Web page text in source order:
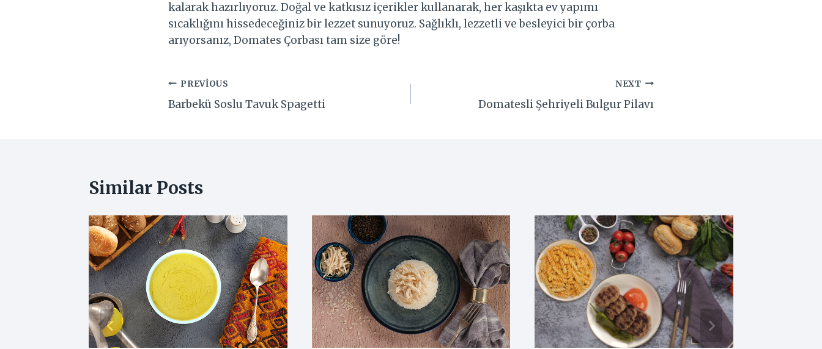
kalarak hazırlıyoruz. Doğal ve katkısız içerikler kullanarak, her kaşıkta ev yapımı
sıcaklığını hissedeceğiniz bir lezzet sunuyoruz. Sağlıklı, lezzetli ve besleyici bir çorba
arıyorsanız, Domates Çorbası tam size göre!
Yazı
gezinmesi
PREVIOUS
Barbekü Soslu Tavuk Spagetti
NEXT
Domatesli Şehriyeli Bulgur Pilavı
Similar Posts